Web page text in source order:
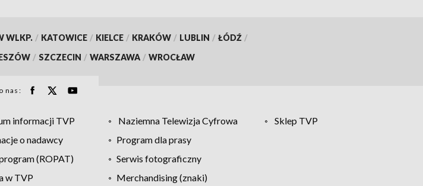
WLKP. / KATOWICE / KIELCE / KRAKÓW / LUBLIN / ŁÓDŹ /
/ SZCZECIN / WARSZAWA / WROCŁAW
nas:
informacji TVP Naziemna Telewizja Cyfrowa
Sklep TVP
o nadawcy
Program dla prasy
(ROPAT)
Serwis fotograficzny
w TVP Merchandising (znaki)